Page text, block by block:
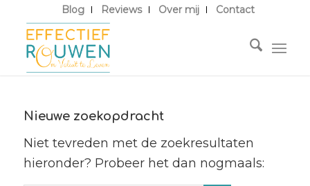
Blog Reviews Over mij Contact
Nieuwe zoekopdracht
Niet tevreden met de zoekresultaten
hieronder? Probeer het dan nogmaals: